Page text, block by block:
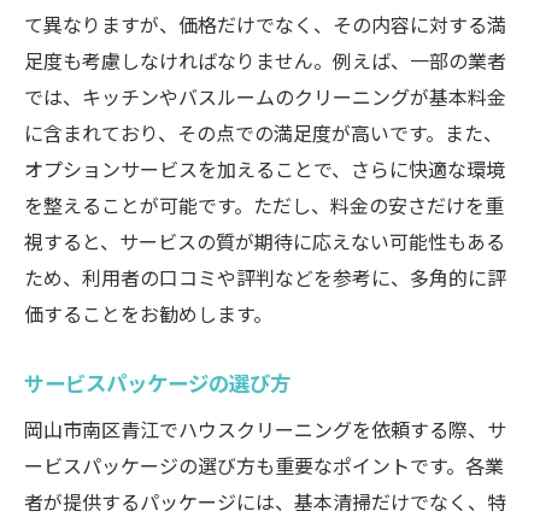
て異なりますが、価格だけでなく、その内容に対する満
足度も考慮しなければなりません。例えば、一部の業者
では、キッチンやバスルームのクリーニングが基本料金
に含まれており、その点での満足度が高いです。また、
オプションサービスを加えることで、さらに快適な環境
を整えることが可能です。ただし、料金の安さだけを重
視すると、サービスの質が期待に応えない可能性もある
ため、利用者の口コミや評判などを参考に、多角的に評
価することをお勧めします。
サービスパッケージの選び方
岡山市南区青江でハウスクリーニングを依頼する際、サ
ービスパッケージの選び方も重要なポイントです。各業
者が提供するパッケージには、基本清掃だけでなく、特